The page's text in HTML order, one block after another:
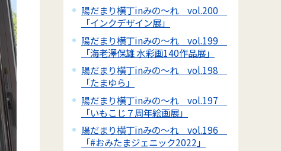
陽だまり横丁inみの～れ vol.200
「インクデザイン展」
陽だまり横丁inみの～れ vol.199
「海老澤保雄 水彩画140作品展」
陽だまり横丁inみの～れ vol.198
「たまゆら」
陽だまり横丁inみの～れ vol.197
「いもこじ７周年絵画展」
陽だまり横丁inみの～れ vol.196
「#おみたまジェニック2022」